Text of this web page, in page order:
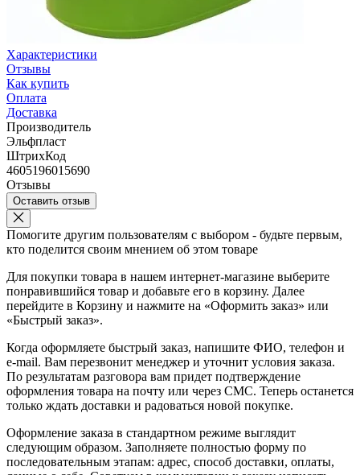
Характеристики
Отзывы
Как купить
Оплата
Доставка
Производитель
Эльфпласт
ШтрихКод
4605196015690
Отзывы
Оставить отзыв
Помогите другим пользователям с выбором - будьте первым,
кто поделится своим мнением об этом товаре
Для покупки товара в нашем интернет-магазине выберите
понравившийся товар и добавьте его в корзину. Далее
перейдите в Корзину и нажмите на «Оформить заказ» или
«Быстрый заказ».
Когда оформляете быстрый заказ, напишите ФИО, телефон и
e-mail. Вам перезвонит менеджер и уточнит условия заказа.
По результатам разговора вам придет подтверждение
оформления товара на почту или через СМС. Теперь останется
только ждать доставки и радоваться новой покупке.
Оформление заказа в стандартном режиме выглядит
следующим образом. Заполняете полностью форму по
последовательным этапам: адрес, способ доставки, оплаты,